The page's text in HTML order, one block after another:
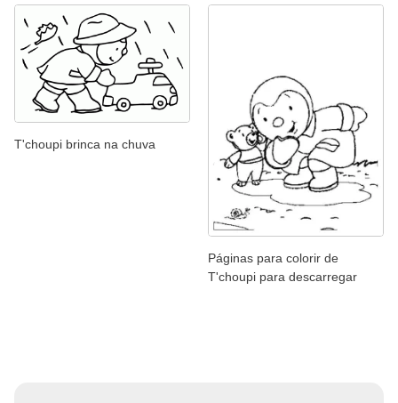
T'choupi brinca na chuva
Páginas para colorir de
T'choupi para descarregar